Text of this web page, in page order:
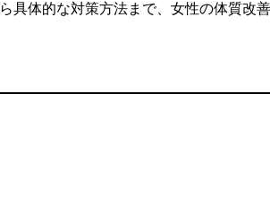
具体的な対策方法まで、女性の体質改